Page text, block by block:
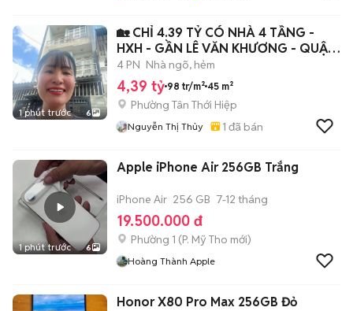
1 phút trước 6
🏡 CHỈ 4.39 TỶ CÓ NHÀ 4 TẦNG -
HXH - GẦN LÊ VĂN KHƯƠNG - QUẬN
12.
4 PN Nhà ngõ, hẻm
4,39 tỷ 98 tr/m² 45 m²
Phường Tân Thới Hiệp
Nguyễn Thị Thủy 1 đã bán
1 phút trước 6
Apple iPhone Air 256GB Trắng
iPhone Air 256 GB 7-12 tháng
19.500.000 đ
Phường 1 (P. Mỹ Tho mới)
Hoàng Thành Apple
Honor X80 Pro Max 256GB Đỏ